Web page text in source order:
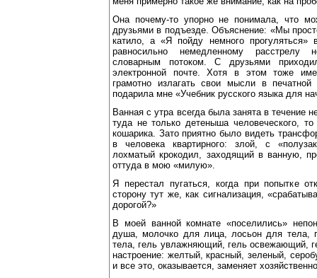
Она почему-то упорно не понимала, что
друзьями в подъезде. Объяснение: «Мы
катило, а «Я пойду немного
равносильно немедленному расстрелу
словарным потоком. С друзьями
электронной почте. Хотя в этом тоже
грамотно излагать свои мысли в
подарила мне «Учебник русского языка для
Ванная с утра всегда была занята в течение
туда не только детеныша человеческого,
кошарика. Зато приятно было видеть
в человека квартирного: злой, с
лохматый крокодил, заходящий в ванную,
оттуда в мою «милую».
Я перестал пугаться, когда при попытке
сторону тут же, как сигнализация,
дорогой?»
В моей ванной комнате «поселились»
душа, молочко для лица, лосьон для тела,
тела, гель увлажняющий, гель освежающий,
настроение: желтый, красный, зеленый,
и все это, оказывается, заменяет